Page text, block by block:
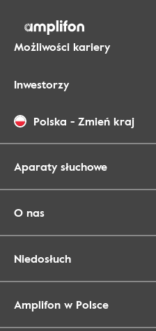
Możliwości kariery
Inwestorzy
Polska - Zmień kraj
Aparaty słuchowe
O nas
Niedosłuch
Amplifon w Polsce